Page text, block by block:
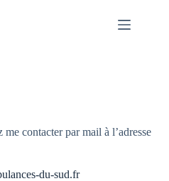
contacter par mail à l’adresse
du-sud.fr